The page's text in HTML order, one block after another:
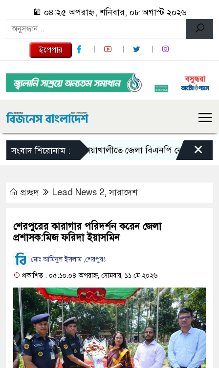
০৪:২৫ অপরাহ্ন, শনিবার, ০৮ অগাস্ট ২০২৬
ইপেপার
সংবাদ শিরোনাম :নোয়াখালীতে জেলা বিএনপি নেতাকে লক্ষ্য করে
×
প্রচ্ছদ Lead News 2,সারাদেশ
শেরপুরের কারাগার পরিদর্শন করেন জেলা
প্রশাসক:মিজ ফরিদা ইয়াসমিন
মোঃ আমিনুল ইসলাম ,শেরপুরঃ
প্রকাশিত : ০৫:১০:০৪ অপরাহ্ন, সোমবার, ১১ মে ২০২৬